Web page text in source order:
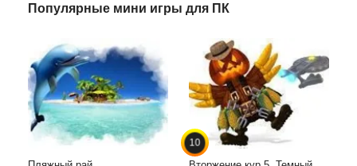
Популярные мини игры для ПК
10